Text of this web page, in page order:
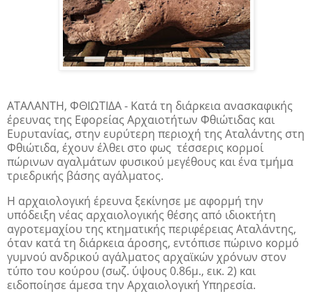
ΑΤΑΛΑΝΤΗ, ΦΘΙΩΤΙΔΑ - Κατά τη διάρκεια ανασκαφικής
έρευνας της Εφορείας Αρχαιοτήτων Φθιώτιδας και
Ευρυτανίας, στην ευρύτερη περιοχή της Αταλάντης στη
Φθιώτιδα, έχουν έλθει στο φως τέσσερις κορμοί
πώρινων αγαλμάτων φυσικού μεγέθους και ένα τμήμα
τριεδρικής βάσης αγάλματος.
Η αρχαιολογική έρευνα ξεκίνησε με αφορμή την
υπόδειξη νέας αρχαιολογικής θέσης από ιδιοκτήτη
αγροτεμαχίου της κτηματικής περιφέρειας Αταλάντης,
όταν κατά τη διάρκεια άροσης, εντόπισε πώρινο κορμό
γυμνού ανδρικού αγάλματος αρχαϊκών χρόνων στον
τύπο του κούρου (σωζ. ύψους 0.86μ., εικ. 2) και
ειδοποίησε άμεσα την Αρχαιολογική Υπηρεσία.